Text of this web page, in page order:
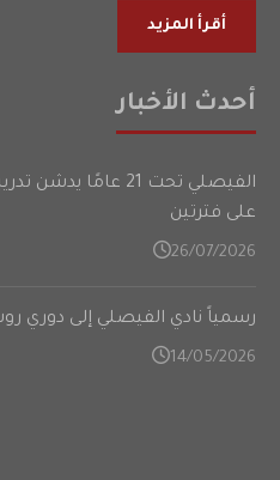
أقرأ المزيد
أحدث الأخبار
الفيصلي تحت 21 عامًا
على فترتين
26/07/2026
رسمياً نادي الفيصلي إلى دوري
14/05/2026